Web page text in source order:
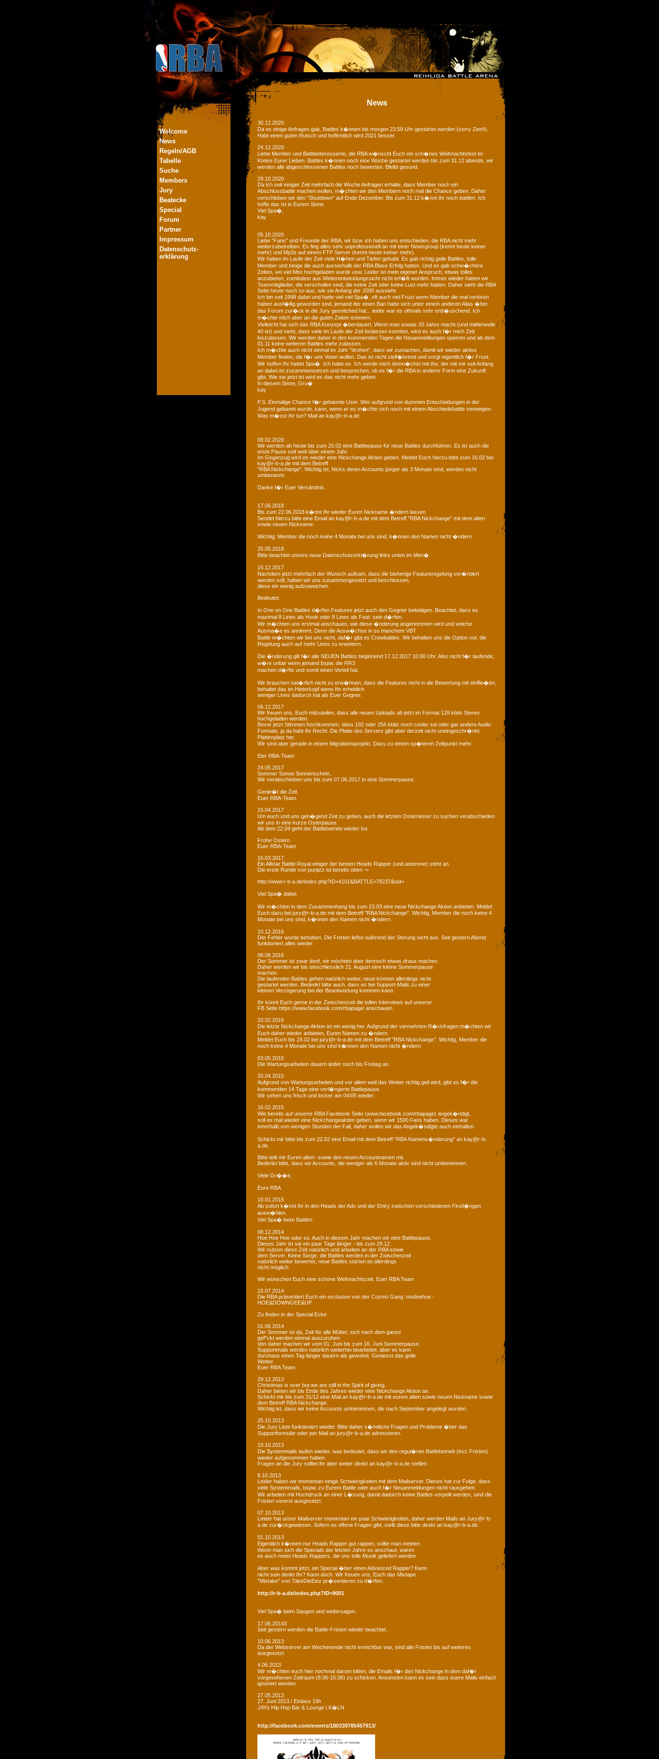
Welcome
News
Regeln/AGB
Tabelle
Suche
Members
Jury
Beatecke
Special
Forum
Partner
Impressum
Datenschutz-
erklärung
News
30.12.2020
Da es einige Anfragen gab, Battles k�nnen bis morgen 23:59 Uhr gestartet werden (sorry Zee4).
Habt einen guten Rutsch und hoffentlich wird 2021 besser.
24.12.2020
Liebe Member und Battleinteressierte, die RBA w�nscht Euch ein sch�nes Weihnachtsfest im
Kreise Eurer Lieben. Battles k�nnen noch eine Woche gestartet werden bis zum 31.12 abends, wir
werden alle abgeschlossenen Battles noch bewerten. Bleibt gesund.
29.10.2020
Da ich seit einiger Zeit mehrfach die Woche Anfragen erhalte, dass Member noch ein
Abschlussbattle machen wollen, m�chten wir den Membern noch mal die Chance geben. Daher
verschieben wir den "Shutdown" auf Ende Dezember. Bis zum 31.12 k�nnt Ihr noch battlen. Ich
hoffe das ist in Eurem Sinne.
Viel Spa�,
kay
05.10.2020
Liebe "Fans" und Freunde der RBA, wir bzw. ich haben uns entschieden, die RBA nicht mehr
weiterzubetreiben. Es fing alles sehr unprofessionell an mit einer Newsgroup (kennt heute keiner
mehr) und Mp3s auf einem FTP Server (kennt heute keiner mehr).
Wir haben im Laufe der Zeit viele H�hen und Tiefen gehabt. Es gab richtig geile Battles, tolle
Member und einige die auch ausserhalb der RBA Blase Erfolg hatten. Und es gab schw�chere
Zeiten, wo viel Mist hochgeladen wurde usw. Leider ist mein eigener Anspruch, etwas tolles
anzubieten, zumindest aus Weiterentwicklungssicht nicht erf�llt worden. Immer wieder hatten wir
Teammitglieder, die verschollen sind, die keine Zeit oder keine Lust mehr hatten. Daher sieht die RBA
Seite heute noch so aus, wie sie Anfang der 2000 aussieht.
Ich bin seit 1998 dabei und hatte viel viel Spa�, oft auch viel Frust wenn Member die mal verloren
haben ausf�llig geworden sind, jemand der einen Ban hatte sich unter einem anderen Alias �ber
das Forum zur�ck in die Jury gesnitched hat... leider war es oftmals sehr entt�uschend. Ich
m�chte mich aber an die guten Zeiten erinnern.
Vielleicht hat sich das RBA Konzept �berdauert. Wenn man sowas 20 Jahre macht (und mittlerweile
40 ist) und sieht, dass viele im Laufe der Zeit loslassen konnten, wird es auch f�r mich Zeit
loszulassen. Wir werden daher in den kommenden Tagen die Neuanmeldungen sperren und ab dem
01.11 keine weiteren Battles mehr zulassen.
Ich m�chte auch nicht einmal im Jahr "drohen", dass wir zumachen, damit wir wieder aktive
Member finden, die f�r uns Voten wollen. Das ist nicht zielf�hrend und sorgt eigentlich f�r Frust.
Wir hoffen Ihr hattet Spa�. Ich hatte es. Ich werde mich demn�chst mit tho, der mit mir seit Anfang
an dabei ist zusammensetzen und besprechen, ob es f�r die RBA in anderer Form eine Zukunft
gibt. Wie sie jetzt ist wird es das nicht mehr geben.
In diesem Sinne, Gru�
kay
P.S. Einmalige Chance f�r gebannte User. Wer aufgrund von dummen Entscheidungen in der
Jugend gebannt wurde, kann, wenn er es m�chte sich noch mit einem Abschiedsbattle verewigen.
Was m�sst Ihr tun? Mail an kay@r-b-a.de
09.02.2020
Wir werden ab heute bis zum 25.02 eine Battlepause für neue Battles durchführen. Es ist auch die
erste Pause seit weit über einem Jahr.
Im Gegenzug wird es wieder eine Nickchange Aktion geben. Meldet Euch hierzu bitte zum 16.02 bei
kay@r-b-a.de mit dem Betreff
"RBA Nickchange". Wichtig ist, Nicks deren Accounts jünger als 3 Monate sind, werden nicht
umbenannt.
Danke f�r Euer Versändnis.
17.06.2018
Bis zum 22.06.2018 k�nnt Ihr wieder Euren Nickname �ndern lassen
Sendet hierzu bitte eine Email an kay@r-b-a.de mit dem Betreff "RBA Nickchange" mit dem alten
sowie neuen Nickname.
Wichtig: Member die noch keine 4 Monate bei uns sind, k�nnen den Namen nicht �ndern.
25.05.2018
Bitte beachtet unsere neue Datenschutzerkl�rung links unten im Men�.
16.12.2017
Nachdem jetzt mehrfach der Wunsch aufkam, dass die bisherige Featureregelung ver�ndert
werden soll, haben wir uns zusammengesetzt und beschlossen,
diese ein wenig aufzuweichen.
Bedeutet:
In One on One Battles d�rfen Features jetzt auch den Gegner beleidigen. Beachtet, dass es
maximal 8 Lines als Hook oder 8 Lines als Feat. sein d�rfen.
Wir m�chten uns erstmal anschauen, wie diese �nderung angenommen wird und welche
Ausma�e es annimmt. Denn die Ausw�chse in so manchem VBT
Battle m�chten wir bei uns nicht, daf�r gibt es Crewbattles. Wir behalten uns die Option vor, die
Regelung auch auf mehr Lines zu erweitern.
Die �nderung gilt f�r alle NEUEN Battles beginnend 17.12.2017 10:00 Uhr. Also nicht f�r laufende,
w�re unfair wenn jemand bspw. die RR3
machen d�rfte und somit einen Vorteil hat.
Wir brauchen nat�rlich nicht zu erw�hnen, dass die Features nicht in die Bewertung mit einflie�en,
behaltet das im Hinterkopf wenn Ihr erheblich
weniger Lines dadurch hat als Euer Gegner.
06.12.2017
Wir freuen uns, Euch mitzuteilen, dass alle neuen Uploads ab jetzt im Format 128 kbits Stereo
hochgeladen werden.
Bevor jetzt Stimmen hochkommen, dass 192 oder 256 kbits noch cooler sei oder gar andere Audio
Formate, ja da habt Ihr Recht. Die Platte des Servers gibt aber derzeit nicht uneingeschr�nkt
Plattenplatz her.
Wir sind aber gerade in einem Migrationsprojekt. Dazu zu einem sp�teren Zeitpunkt mehr.
Eier RBA-Team
24.05.2017
Sommer Sonne Sonnenschein..
Wir verabschieben uns bis zum 07.06.2017 in eine Sommerpause.
Genie�t die Zeit.
Euer RBA-Team
15.04.2017
Um euch und uns gen�gend Zeit zu geben, auch die letzten Osternester zu suchen verabschieden
wir uns in eine kurze Osterpause.
Ab dem 22.04 geht der Battlebetrieb wieder los.
Frohe Ostern
Euer RBA-Team
16.03.2017
Ein Allstar Battle-Royal einiger der besten Heads Rapper (und asterone) steht an.
Die erste Runde von punjizz ist bereits oben ->
http://www.r-b-a.de/index.php?ID=4101&BATTLE=78237&sid=
Viel Spa� dabei.
Wir m�chten in dem Zusammenhang bis zum 23.03 eine neue Nickchange Aktion anbieten. Meldet
Euch dazu bei jury@r-b-a.de mit dem Betreff "RBA Nickchange". Wichtig, Member die noch keine 4
Monate bei uns sind, k�nnen den Namen nicht �ndern.
10.12.2016
Der Fehler wurde behoben. Die Fristen liefen während der Störung nicht aus. Seit gestern Abend
funktioniert alles wieder.
08.08.2016
Der Sommer ist zwar doof, wir möchten aber dennoch etwas draus machen.
Daher werden wir bis einschliesslich 21. August eine kleine Sommerpause
machen.
Die laufenden Battles gehen natürlich weiter, neue können allerdings nicht
gestartet werden. Bedenkt bitte auch, dass es bei Support-Mails zu einer
kleinen Verzögerung bei der Beantwortung kommen kann.
Ihr könnt Euch gerne in der Zwischenzeit die tollen Interviews auf unserer
FB Seite https://www.facebook.com/rbapage/ anschauen.
20.02.2016
Die letzte Nickchange Aktion ist ein wenig her. Aufgrund der vermehrten R�ckfragen m�chten wir
Euch daher wieder anbieten, Euren Namen zu �ndern.
Meldet Euch bis 24.02 bei jury@r-b-a.de mit dem Betreff "RBA Nickchange". Wichtig, Member die
noch keine 4 Monate bei uns sind k�nnen den Namen nicht �ndern.
03.05.2015
Die Wartungsarbeiten dauern leider noch bis Freitag an.
20.04.2015
Aufgrund von Wartungsarbeiten und vor allem weil das Wetter richtig geil wird, gibt es f�r die
kommenden 14 Tage eine verl�ngerte Battlepause.
Wir sehen uns frisch und locker am 04/05 wieder.
16.02.2015
Wie bereits auf unserer RBA Facebook Seite (www.facebook.com/rbapage) angek�ndigt,
soll es mal wieder eine Nickchangeaktion geben, wenn wir 1500 Fans haben. Dieses war
innerhalb von wenigen Stunden der Fall, daher wollen wir das Angek�ndigte auch einhalten.
Schickt mir bitte bis zum 22.02 eine Email mit dem Betreff "RBA Namens�nderung" an kay@r-b-
a.de.
Bitte teilt mir Euren alten- sowie den neuen Accountnamen mit.
Bedenkt bitte, dass wir Accounts, die weniger als 6 Monate aktiv sind nicht umbenennen.
Viele Gr��e,
Eure RBA
10.01.2015
Ab sofort k�nnt ihr in den Heads der Adv und der Entry zwischen verschiedenen Firstl�ngen
ausw�hlen.
Viel Spa� beim Battlen
08.12.2014
Hoe Hoe Hoe oder so. Auch in diesem Jahr machen wir eine Battlepause.
Dieses Jahr ist sie ein paar Tage länger - bis zum 29.12.
Wir nutzen diese Zeit natürlich und arbeiten an der RBA sowie
dem Server. Keine Sorge, die Battles werden in der Zwischenzeit
natürlich weiter bewertet, neue Battles starten ist allerdings
nicht möglich.
Wir wünschen Euch eine schöne Weihnachtszeit. Euer RBA Team
15.07.2014
Die RBA präsentiert Euch ein exclusive von der Cosmo Gang: modeehoe -
HOE&DOWNGEE&UP.
Zu finden in der Special Ecke
01.06.2014
Der Sommer ist da, Zeit für alle Mütter, sich nach dem ganze
gef*ckt werden einmal auszuruhen.
Von daher machen wir vom 01. Juni bis zum 16. Juni Sommerpause.
Supportmails werden natürlich weiterhin bearbeitet, aber es kann
durchaus einen Tag länger dauern als gewohnt. Geniesst das geile
Wetter.
Euer RBA Team.
29.12.2013
Christimas is over but we are still in the Spirit of giving.
Daher bieten wir bis Ende des Jahres wieder eine Nickchange Aktion an.
Schickt mir bis zum 31/12 eine Mail an kay@r-b-a.de mit eurem alten sowie neuen Nickname sowie
dem Betreff RBA Nickchange.
Wichtig ist, dass wir keine Accounts umbenennen, die nach September angelegt wurden.
25.10.2013
Die Jury Liste funktioniert wieder. Bitte daher s�mtliche Fragen und Probleme �ber das
Supportformular oder per Mail an jury@r-b-a.de adressieren.
19.10.2013
Die Systemmails laufen wieder, was bedeutet, dass wir den regul�ren Battlebetrieb (incl. Fristen)
wieder aufgenommen haben.
Fragen an die Jury solltet ihr aber weiter direkt an kay@r-b-a.de stellen.
8.10.2013
Leider haben wir momentan einige Schwierigkeiten mit dem Mailserver. Dieses hat zur Folge, dass
viele Systemmails, bspw. zu Eurem Battle oder auch f�r Neuanmeldungen nicht rausgehen.
Wir arbeiten mit Hochdruck an einer L�sung, damit dadurch keine Battles verpeilt werden, sind die
Fristen vorerst ausgesetzt.
07.10.2013
Leider hat unser Mailserver momentan ein paar Schwierigkeiten, daher werden Mails an Jury@r-b-
a.de zur�ckgewiesen. Sofern es offene Fragen gibt, stellt diese bitte direkt an kay@r-b-a.de.
01.10.2013
Eigentlich k�nnen nur Heads Rapper gut rappen, sollte man meinen.
Wenn man sich die Specials der letzten Jahre so anschaut, waren
es auch meist Heads Rappers, die uns tolle Musik geliefert werden.
Aber was kommt jetzt, ein Special �ber einen Advanced Rapper? Kann
nicht sein denkt Ihr? Kann doch. Wir freuen uns, Euch das Mixtape
"Mixtake" von TakeDieEinz pr�sentieren zu d�rfen.
http://r-b-a.de/index.php?ID=9001
Viel Spa� beim Saugen und weitersagen.
17.06.20143
Seit gestern werden die Battle-Fristen wieder beachtet.
10.06.2013
Da der Webserver am Wochenende nicht erreichbar war, sind alle Fristen bis auf weiteres
ausgesetzt.
4.06.2013
Wir m�chten euch hier nochmal darum bitten, die Emails f�r den Nickchange in dem daf�r
vorgesehenen Zeitraum (8.06-15.06) zu schicken. Ansonsten kann es sein dass euere Mails einfach
ignoriert werden.
27.05.2013
27. Juni 2013 / Einlass 19h
JAYs Hip Hop Bar & Lounge | K�LN
http://facebook.com/events/180339785457913/